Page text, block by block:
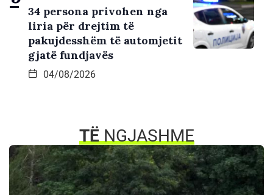
34 persona privohen nga
liria për drejtim të
pakujdesshëm të automjetit
gjatë fundjavës
04/08/2026
TËNGJASHME